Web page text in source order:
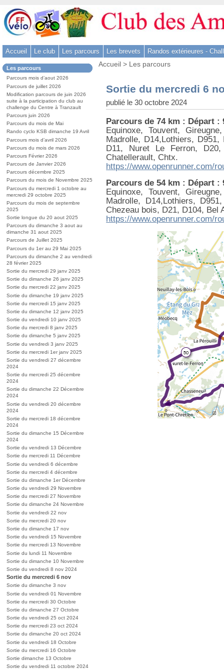
Aller
au
contenu
Aller
menu
-
Aller
à
la
recherche
Accueil Le club Les parcours Les brevets Randos extérieures -
Dans
la
rubrique
:
Les parcours
Parcours mois d’aout 2026
Parcours de juillet 2026
Modification parcours de juin 2026
suite à la participation du club au
challenge du Centre à Tranzault
Parcours juin 2026
Parcours du mois de Mai
Rando cyclo KSB dimanche 19 Avril
Parcours mois d’avril 2026
Parcours du mois de mars 2026
Parcours Février 2026
Parcours de Janvier 2026
Parcours décembre 2025
Parcours du mois de Novembre 2025
Parcours du mercredi 1 octobre au
mercredi 29 octobre 2025
Parcours du mois de septembre
2025
Sortie longue du 20 aout 2025
Parcours du dimanche 3 aout au
dimanche 31 aout 2025
Parcours de Juillet 2025
Parcours du 1er au 29 Mai 2025
Parcours du dimanche 2 au vendredi
28 février 2025
Sortie du mercredi 29 janv 2025
Sortie du dimanche 26 janv 2025
Sortie du mercredi 22 janv 2025
Sortie du dimanche 19 janv 2025
Sortie du mercredi 15 janv 2025
Sortie du dimanche 12 janv 2025
Sortie du vendredi 10 janv 2025
Sortie du mercredi 8 janv 2025
Sortie du dimanche 5 janv 2025
Sortie du vendredi 3 janv 2025
Sortie du mercredi 1er janv 2025
Sortie du vendredi 27 décembre
2024
Sortie du mercredi 25 décembre
2024
Sortie du dimanche 22 Décembre
2024
Sortie du vendredi 20 décembre
2024
Sortie du mercredi 18 décembre
2024
Sortie du dimanche 15 Décembre
2024
Sortie du vendredi 13 Décembre
Sortie du mercredi 11 Décembre
Sortie du vendredi 6 décembre
Sortie du mercredi 4 décembre
Sortie du dimanche 1er Décembre
Sortie du vendredi 29 Novembre
Sortie du mercredi 27 Novembre
Sortie du dimanche 24 Novembre
Sortie du vendredi 22 nov
Sortie du mercredi 20 nov
Sortie du dimanche 17 nov
Sortie du vendredi 15 Novembre
Sortie du mercredi 13 Novembre
Sortie du lundi 11 Novembre
Sortie du dimanche 10 Novembre
Sortie du vendredi 8 nov 2024
Sortie du mercredi 6 nov
Sortie du dimanche 3 nov
Sortie du vendredi 01 Novembre
Sortie du mercredi 30 Octobre
Sortie du dimanche 27 Octobre
Sortie du vendredi 25 oct 2024
Sortie du mercredi 23 oct 2024
Sortie du dimanche 20 oct 2024
Sortie du vendredi 18 Octobre
Sortie du mercredi 16 Octobre
Sortie dimanche 13 Octobre
Sortie du vendredi 11 octobre 2024
Vous
Accueil > Les parcours
Sortie du mercredi 6
publié le 30 octobre 2024
Parcours de 74 km : Départ :
Equinoxe, Touvent,
Madrolle, D14,Lothiers,
D11, Nuret Le Ferron,
Chatellerault, Chtx.
https://www.openrunner.com/
Parcours de 54 km : Départ :
Equinoxe, Touvent,
Madrolle, D14,Lothiers,
Chezeau bois, D21, D104, Bel
https://www.openrunner.com/